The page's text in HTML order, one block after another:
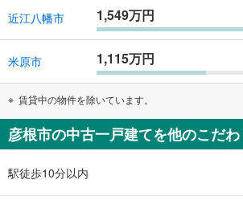
近江八幡市 1,549万円
米原市 1,115万円
賃貸中の物件を除いています。
彦根市の中古一戸建てを他のこだ
駅徒歩10分以内